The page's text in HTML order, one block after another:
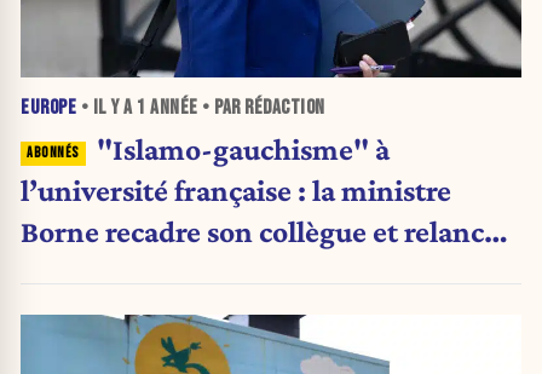
EUROPE • IL Y A 1 ANNÉE • PAR RÉDACTION
"Islamo-gauchisme" à
l’université française : la ministre
Borne recadre son collègue et relance